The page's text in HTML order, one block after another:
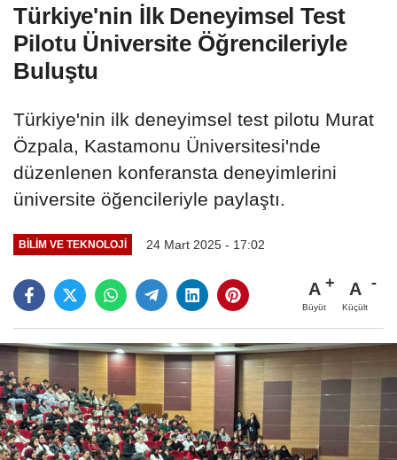
Türkiye'nin İlk Deneyimsel Test
Pilotu Üniversite Öğrencileriyle
Buluştu
Türkiye'nin ilk deneyimsel test pilotu Murat
Özpala, Kastamonu Üniversitesi'nde
düzenlenen konferansta deneyimlerini
üniversite öğencileriyle paylaştı.
BILIM VE TEKNOLOJI 24 Mart 2025 - 17:02
A
Büyüt
A
Küçült